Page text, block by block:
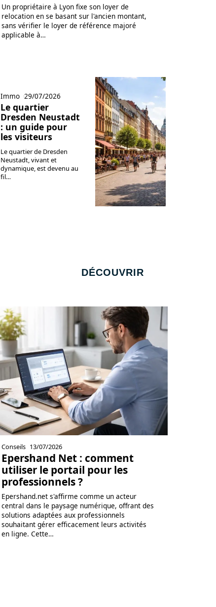
Un propriétaire à Lyon fixe son loyer de
relocation en se basant sur l'ancien montant,
sans vérifier le loyer de référence majoré
applicable à…
Immo 29/07/2026
Le quartier
Dresden Neustadt
: un guide pour
les visiteurs
Le quartier de Dresden
Neustadt, vivant et
dynamique, est devenu au
fil…
DÉCOUVRIR
Conseils 13/07/2026
Epershand Net : comment
utiliser le portail pour les
professionnels ?
Epershand.net s'affirme comme un acteur
central dans le paysage numérique, offrant des
solutions adaptées aux professionnels
souhaitant gérer efficacement leurs activités
en ligne. Cette…